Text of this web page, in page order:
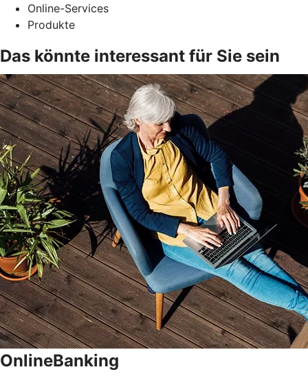
Online-Services
Produkte
Das könnte interessant für Sie sein
OnlineBanking